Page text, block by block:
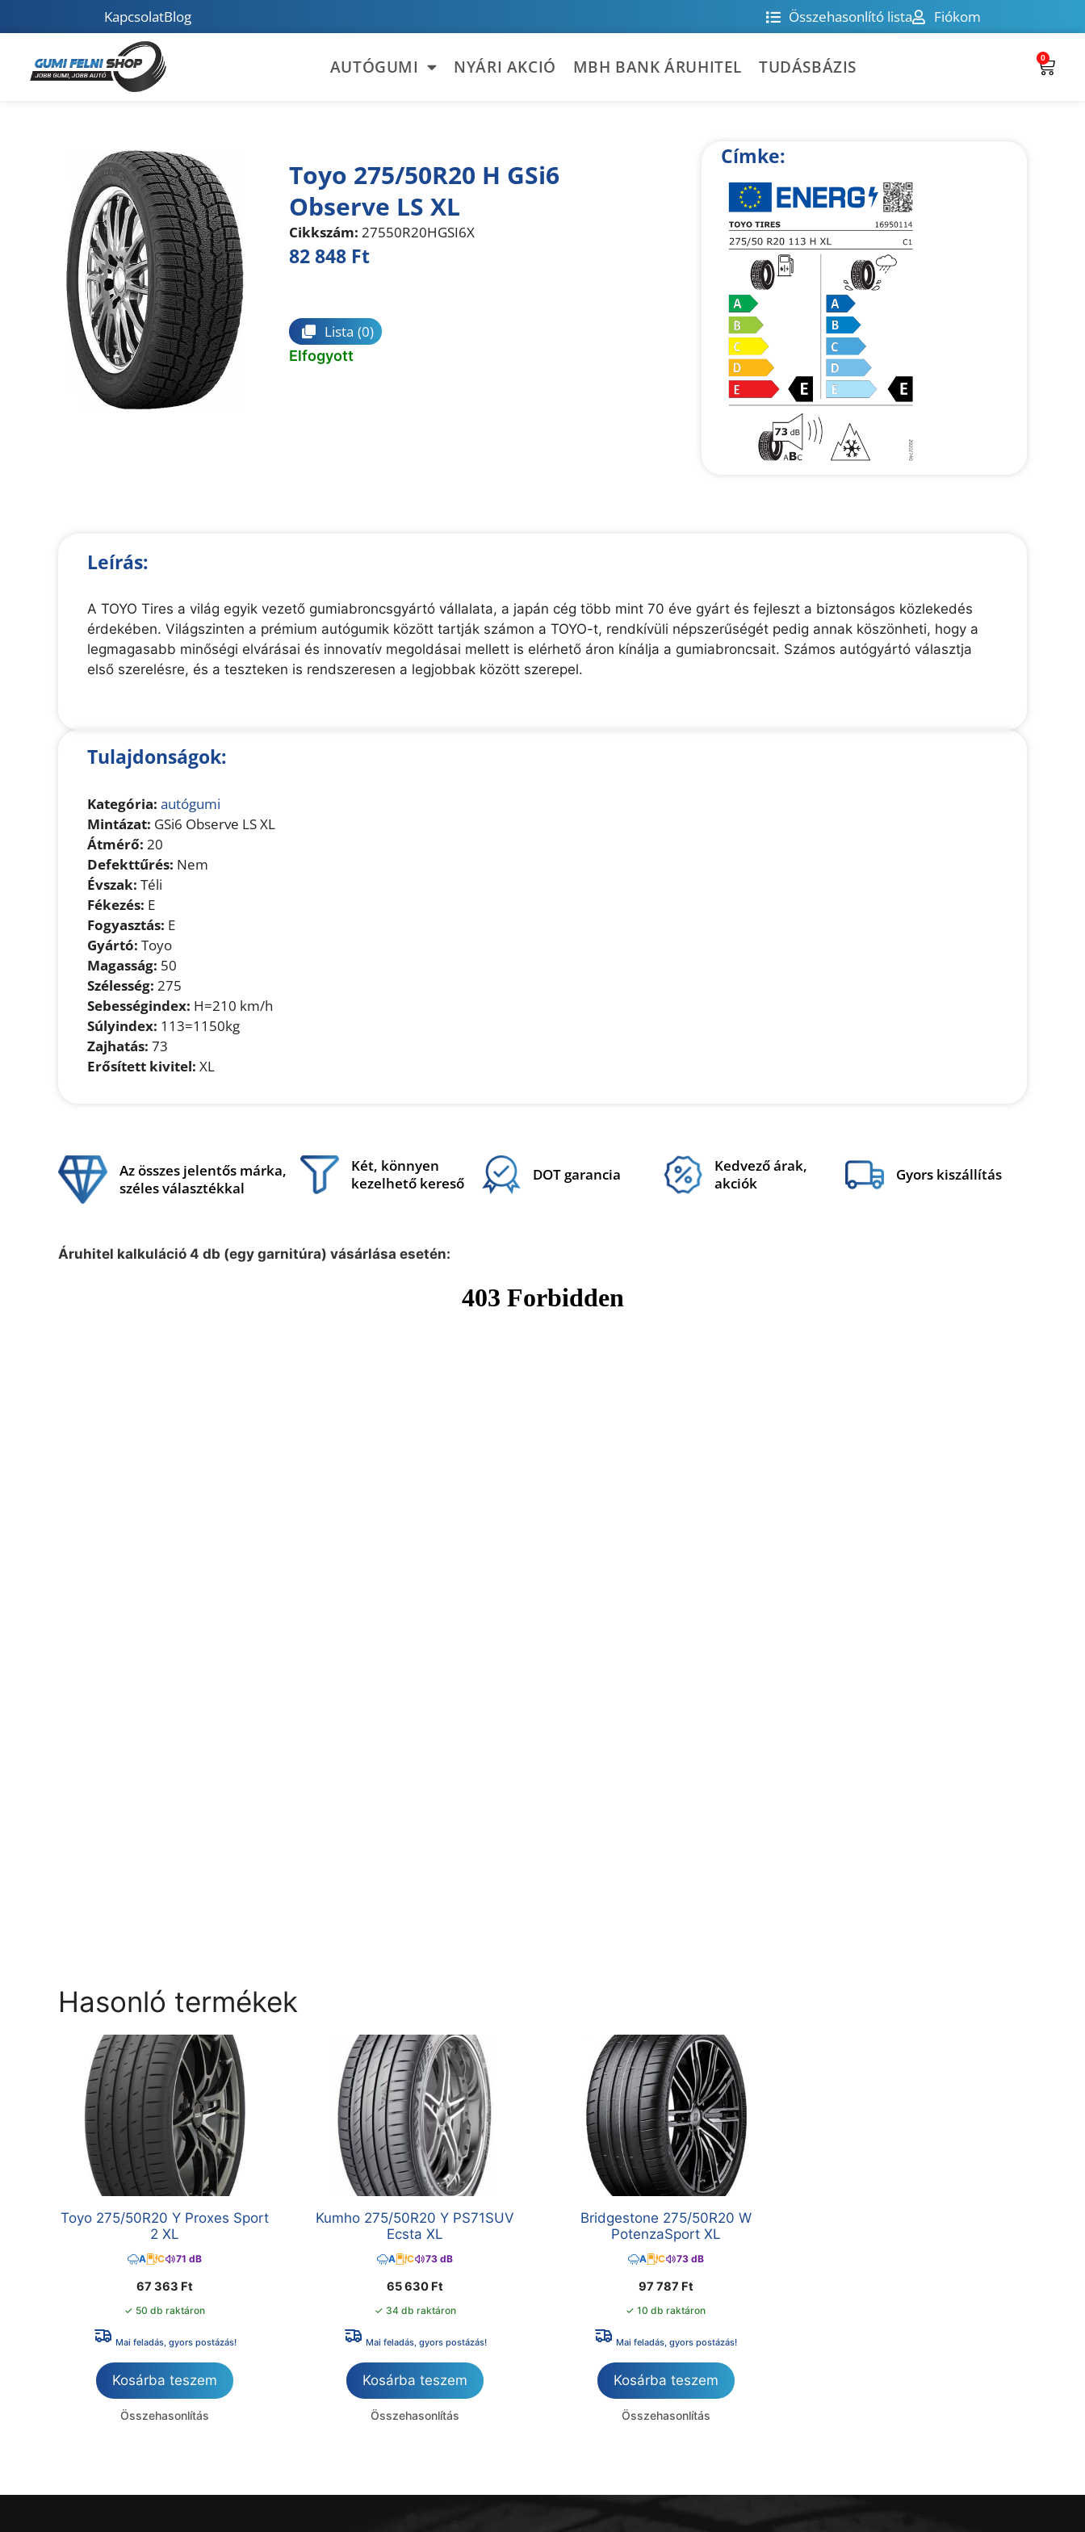
KapcsolatBlog Összehasonlító lista Fiókom
AUTÓGUMI NYÁRI AKCIÓ MBH BANK ÁRUHITEL TUDÁSBÁZIS 0
Toyo 275/50R20 H GSi6
Observe LS XL
Cikkszám: 27550R20HGSI6X
82 848 Ft
Lista (0)
Elfogyott
Címke:
Leírás:
A TOYO Tires a világ egyik vezető gumiabroncsgyártó vállalata, a japán cég több mint 70 éve gyárt és fejleszt a biztonságos közlekedés
érdekében. Világszinten a prémium autógumik között tartják számon a TOYO-t, rendkívüli népszerűségét pedig annak köszönheti, hogy a
legmagasabb minőségi elvárásai és innovatív megoldásai mellett is elérhető áron kínálja a gumiabroncsait. Számos autógyártó választja
első szerelésre, és a teszteken is rendszeresen a legjobbak között szerepel.
Tulajdonságok:
Kategória: autógumi
Mintázat: GSi6 Observe LS XL
Átmérő: 20
Defekttűrés: Nem
Évszak: Téli
Fékezés: E
Fogyasztás: E
Gyártó: Toyo
Magasság: 50
Szélesség: 275
Sebességindex: H=210 km/h
Súlyindex: 113=1150kg
Zajhatás: 73
Erősített kivitel: XL
Az összes jelentős márka,
széles választékkal
Két, könnyen
kezelhető kereső
DOT garancia
Kedvező árak,
akciók
Gyors kiszállítás
Áruhitel kalkuláció 4 db (egy garnitúra) vásárlása esetén:
Hasonló termékek
Toyo 275/50R20 Y Proxes Sport
2 XL
A C 71 dB
67 363 Ft
✓ 50 db raktáron
Mai feladás, gyors postázás!
Kosárba teszem
Összehasonlítás
Kumho 275/50R20 Y PS71SUV
Ecsta XL
A C 73 dB
65 630 Ft
✓ 34 db raktáron
Mai feladás, gyors postázás!
Kosárba teszem
Összehasonlítás
Bridgestone 275/50R20 W
PotenzaSport XL
A C 73 dB
97 787 Ft
✓ 10 db raktáron
Mai feladás, gyors postázás!
Kosárba teszem
Összehasonlítás